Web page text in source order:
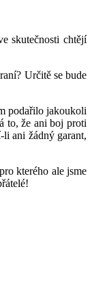
skutečnosti chtějí
Určitě se bude
podařilo jakoukoli
to, že ani boj proti
ani žádný garant,
kterého ale jsme